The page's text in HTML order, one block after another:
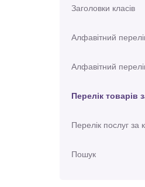
Заголовки класів
Алфавітний
Алфавітний
Перелік товарів
Перелік послуг за
Пошук